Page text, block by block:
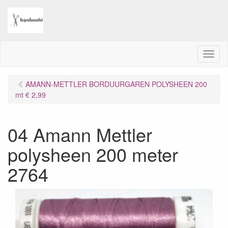
M
e
AMANN-METTLER BORDUURGAREN POLYSHEEN 200
mt € 2,99
04 Amann Mettler
polysheen 200 meter
2764